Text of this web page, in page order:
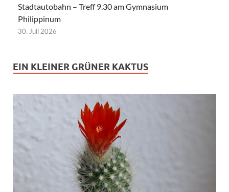
Stadtautobahn – Treff 9.30 am Gymnasium
Philippinum
30. Juli 2026
EIN KLEINER GRÜNER KAKTUS